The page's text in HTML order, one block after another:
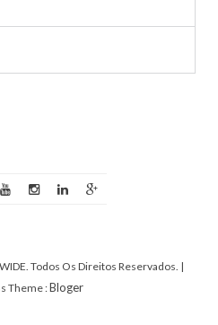
Todos Os Direitos Reservados. |
Theme :Bloger